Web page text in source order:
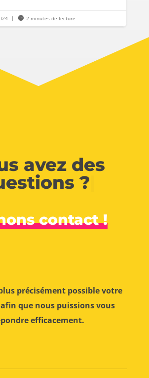
|  2 minutes de lecture
avez des
?
contact !
précisément possible votre
que nous puissions vous
efficacement.